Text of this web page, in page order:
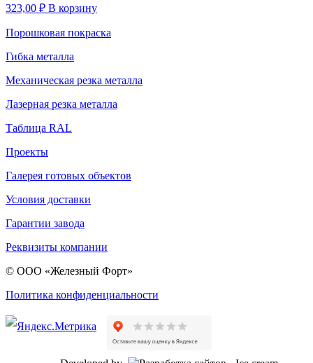
323,00 ₽ В корзину
Порошковая покраска
Гибка металла
Механическая резка металла
Лазерная резка металла
Таблица RAL
Проекты
Галерея готовых объектов
Условия доставки
Гарантии завода
Реквизиты компании
© ООО «Железный Форт»
Политика конфиденциальности